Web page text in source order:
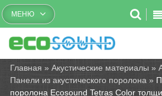
Бесплатный
МЕНЮ
Главная »Акустические материалы »
Панели из акустического поролона »
поролона Ecosound Tetras Color